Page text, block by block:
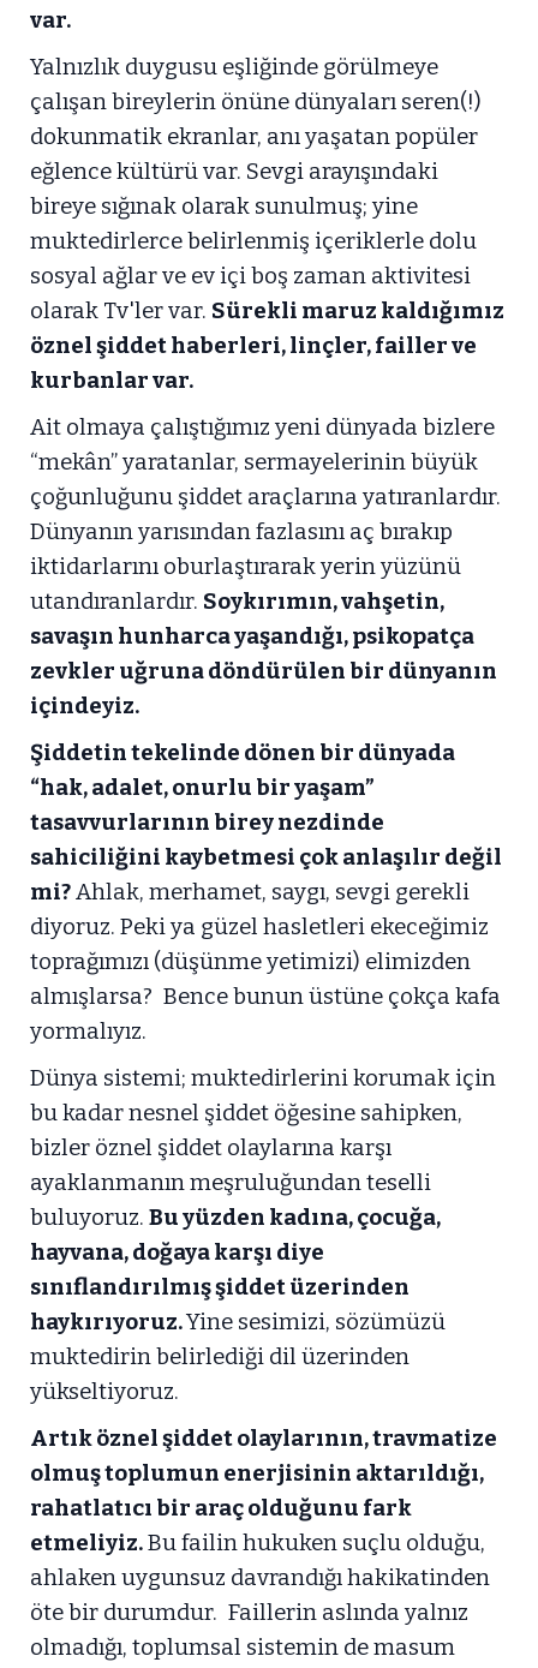
var.
Yalnızlık duygusu eşliğinde görülmeye
çalışan bireylerin önüne dünyaları seren(!)
dokunmatik ekranlar, anı yaşatan popüler
eğlence kültürü var. Sevgi arayışındaki
bireye sığınak olarak sunulmuş; yine
muktedirlerce belirlenmiş içeriklerle dolu
sosyal ağlar ve ev içi boş zaman aktivitesi
olarak Tv'ler var. Sürekli maruz kaldığımız
öznel şiddet haberleri, linçler, failler ve
kurbanlar var.
Ait olmaya çalıştığımız yeni dünyada bizlere
“mekân” yaratanlar, sermayelerinin büyük
çoğunluğunu şiddet araçlarına yatıranlardır.
Dünyanın yarısından fazlasını aç bırakıp
iktidarlarını oburlaştırarak yerin yüzünü
utandıranlardır. Soykırımın, vahşetin,
savaşın hunharca yaşandığı, psikopatça
zevkler uğruna döndürülen bir dünyanın
içindeyiz.
Şiddetin tekelinde dönen bir dünyada
“hak, adalet, onurlu bir yaşam”
tasavvurlarının birey nezdinde
sahiciliğini kaybetmesi çok anlaşılır değil
mi?Ahlak, merhamet, saygı, sevgi gerekli
diyoruz. Peki ya güzel hasletleri ekeceğimiz
toprağımızı (düşünme yetimizi) elimizden
almışlarsa? Bence bunun üstüne çokça kafa
yormalıyız.
Dünya sistemi; muktedirlerini korumak için
bu kadar nesnel şiddet öğesine sahipken,
bizler öznel şiddet olaylarına karşı
ayaklanmanın meşruluğundan teselli
buluyoruz. Bu yüzden kadına, çocuğa,
hayvana, doğaya karşı diye
sınıflandırılmış şiddet üzerinden
haykırıyoruz.Yine sesimizi, sözümüzü
muktedirin belirlediği dil üzerinden
yükseltiyoruz.
Artık öznel şiddet olaylarının, travmatize
olmuş toplumun enerjisinin aktarıldığı,
rahatlatıcı bir araç olduğunu fark
etmeliyiz.Bu failin hukuken suçlu olduğu,
ahlaken uygunsuz davrandığı hakikatinden
öte bir durumdur. Faillerin aslında yalnız
olmadığı, toplumsal sistemin de masum